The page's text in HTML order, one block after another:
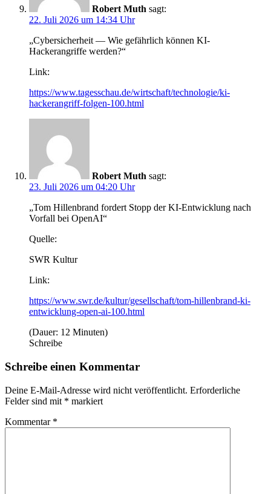
Robert Muth sagt:
22. Juli 2026 um 14:34 Uhr
„Cybersicherheit — Wie gefährlich können KI-
Hackerangriffe werden?“
Link:
https://www.tagesschau.de/wirtschaft/technologie/ki-
hackerangriff-folgen-100.html
Robert Muth sagt:
23. Juli 2026 um 04:20 Uhr
„Tom Hillenbrand fordert Stopp der KI-Entwicklung nach
Vorfall bei OpenAI“
Quelle:
SWR Kultur
Link:
https://www.swr.de/kultur/gesellschaft/tom-hillenbrand-ki-
entwicklung-open-ai-100.html
(Dauer: 12 Minuten)
Schreibe
Schreibe einen Kommentar
Deine E-Mail-Adresse wird nicht veröffentlicht. Erforderliche
Felder sind mit * markiert
Kommentar *